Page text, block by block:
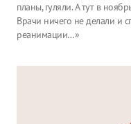
планы, гуляли. А тут в
Врачи ничего не делали и
реанимации…»